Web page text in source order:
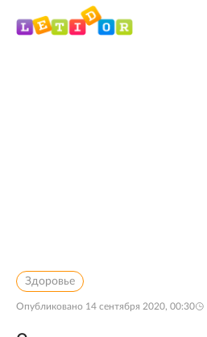
Здоровье
Опубликовано 14 сентября 2020, 00:30